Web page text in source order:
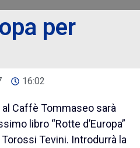
per
16:02
Caffè Tommaseo sarà
libro “Rotte d’Europa”
Tevini. Introdurrà la